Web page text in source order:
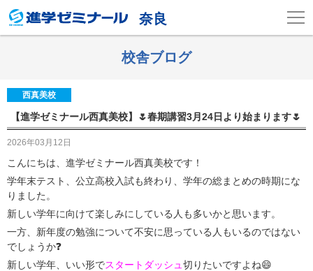
奈良
校舎ブログ
西真美校
【進学ゼミナール西真美校】🌷春期講習3月24日より始まります🌷
2026年03月12日
こんにちは、進学ゼミナール西真美校です！
学年末テスト、公立高校入試も終わり、 学年の総まとめの時期にな
りました。
新しい学年に向けて楽しみにしている人も多いかと思います。
一方、新年度の勉強について不安に思っている人もいるのではない
でしょうか❓
新しい学年、いい形でスタートダッシュ 切りたいですよね😄